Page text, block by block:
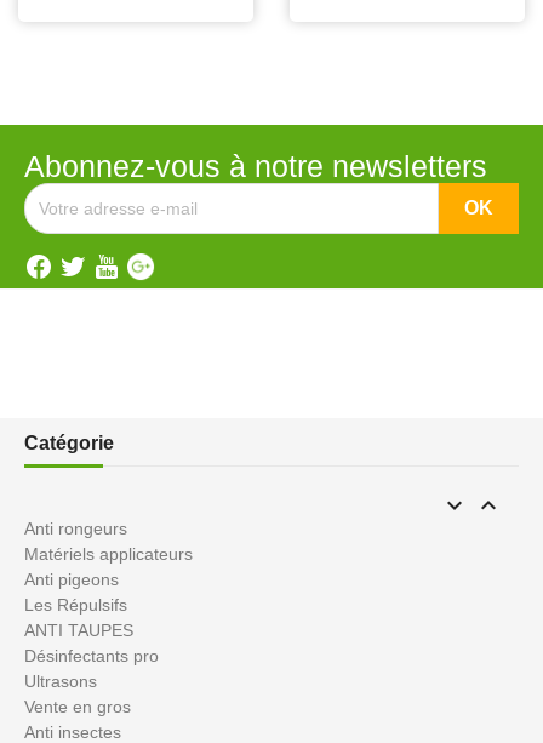
Abonnez-vous à notre newsletters
Catégorie
 
Anti rongeurs
Matériels applicateurs
Anti pigeons
Les Répulsifs
ANTI TAUPES
Désinfectants pro
Ultrasons
Vente en gros
Anti insectes